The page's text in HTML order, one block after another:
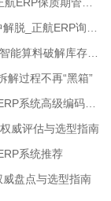
解过程不再“黑箱”
威评估与选型指南
系统推荐
盘点与选型指南